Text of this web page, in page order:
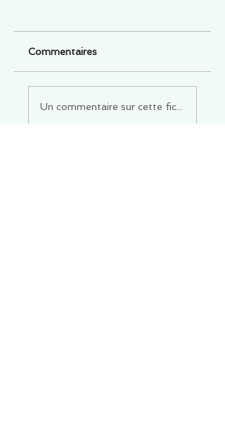
Commentaires
Un commentaire sur cette fiche ou cet